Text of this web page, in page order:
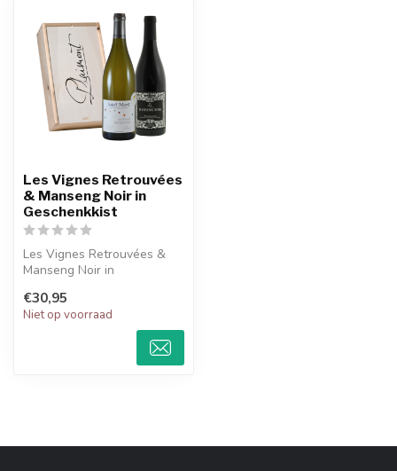
Les Vignes Retrouvées
& Manseng Noir in
Geschenkkist
Les Vignes Retrouvées &
Manseng Noir in
prachtige wijnen uit ...
€30,95
Niet op voorraad